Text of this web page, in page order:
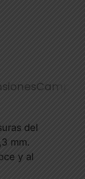
del
mm.
y al